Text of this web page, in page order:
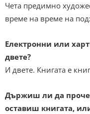
Чета предимно
време на време на
Eлектронни или
двете?
И двете. Книгата е
Държиш ли да
оставиш книгата,